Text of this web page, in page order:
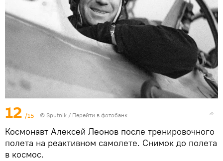
12 /15 © Sputnik / Перейти в фотобанк
Космонавт Алексей Леонов после тренировочного
полета на реактивном самолете. Снимок до полета
в космос.